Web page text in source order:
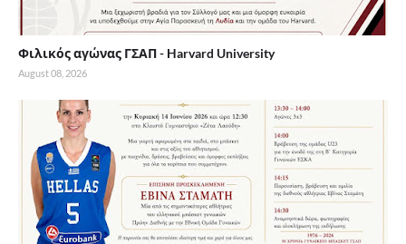
Φιλικός αγώνας ΓΣΑΠ - Harvard University
August 08, 2026